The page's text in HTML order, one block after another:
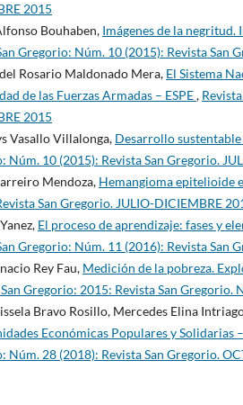
2015
Bouhaben, Imágenes de la negritud.
Gregorio: Núm. 10 (2015): Revista San
Rosario Maldonado Mera, El Sistema
de las Fuerzas Armadas – ESPE,
2015
Vasallo Villalonga, Desarrollo
Núm. 10 (2015): Revista San Gregorio.
Mendoza, Hemangioma epitelioide
San Gregorio. JULIO-DICIEMBRE
El proceso de aprendizaje: fases y
Gregorio: Núm. 11 (2016): Revista San
Rey Fau, Medición de la pobreza.
Gregorio: 2015: Revista San
Bravo Rosillo, Mercedes Elina
Económicas Populares y
Núm. 28 (2018): Revista San Gregorio.